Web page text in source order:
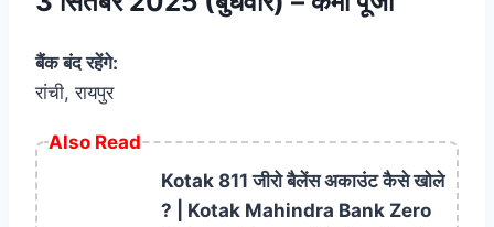
बैंक बंद रहेंगे:
रांची, रायपुर
Also Read
Kotak 811 जीरो बैलेंस अकाउंट कैसे खोले
? | Kotak Mahindra Bank Zero